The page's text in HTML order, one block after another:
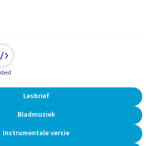
Lesbrief
Bladmuziek
Instrumentale versie